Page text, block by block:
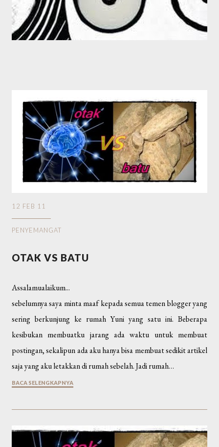
12 FEB 11
PENYEMANGAT
OTAK VS BATU
Assalamualaikum...
sebelumnya saya minta maaf kepada semua temen blogger yang
sering berkunjung ke rumah Yuni yang satu ini. Beberapa
kesibukan membuatku jarang ada waktu untuk membuat
postingan, sekalipun ada aku hanya bisa membuat sedikit artikel
saja yang aku letakkan di rumah sebelah. Jadi rumah…
BACA SELENGKAPNYA